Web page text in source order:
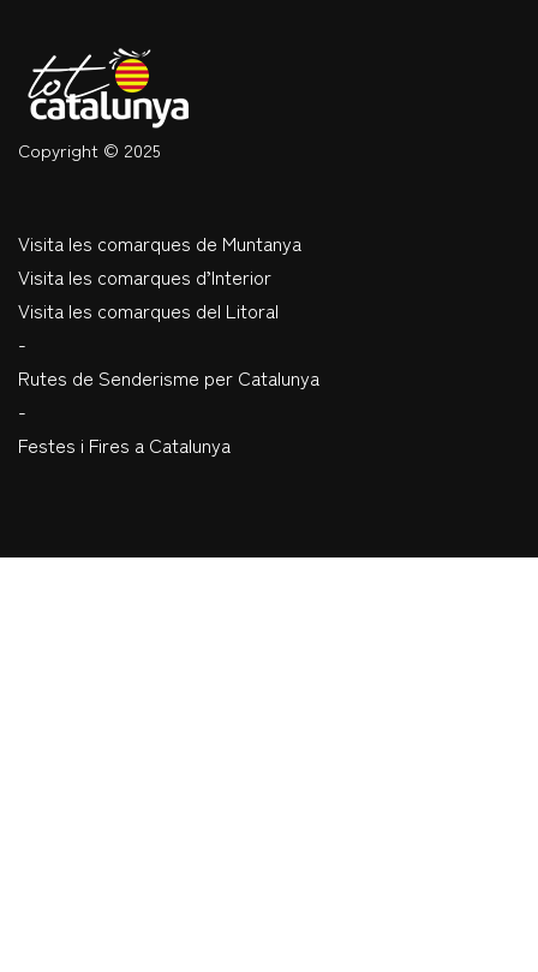
Copyright © 2025
Visita les comarques de Muntanya
Visita les comarques d’Interior
Visita les comarques del Litoral
-
Rutes de Senderisme per Catalunya
-
Festes i Fires a Catalunya